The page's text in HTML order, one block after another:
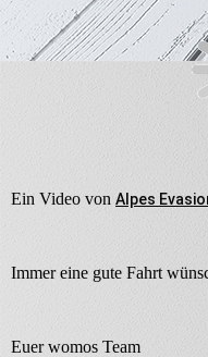
Ein Video von Alpes
Immer eine gute Fahrt
Euer womos Team